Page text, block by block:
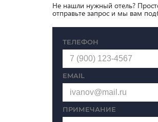
Не нашли нужный отель?
отправьте запрос и мы вам
ТЕЛЕФОН
EMAIL
ПРИМЕЧАНИЕ